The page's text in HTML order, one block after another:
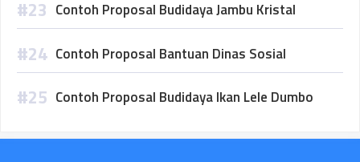
Contoh Proposal Budidaya Jambu Kristal
Contoh Proposal Bantuan Dinas Sosial
Contoh Proposal Budidaya Ikan Lele Dumbo